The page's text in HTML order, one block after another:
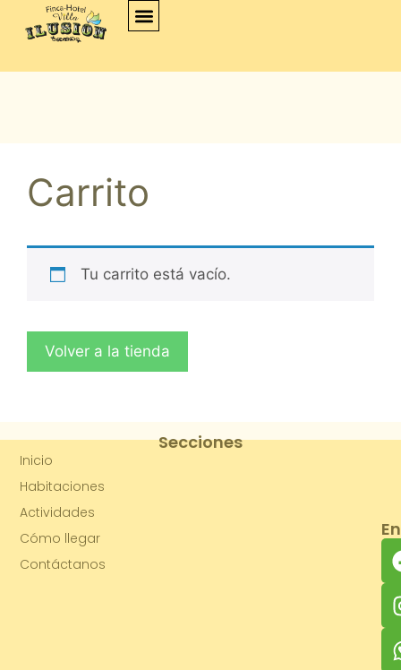
Carrito
Tu carrito está vacío.
Volver a la tienda
Secciones
Inicio
Habitaciones
Actividades
Cómo llegar
Contáctanos